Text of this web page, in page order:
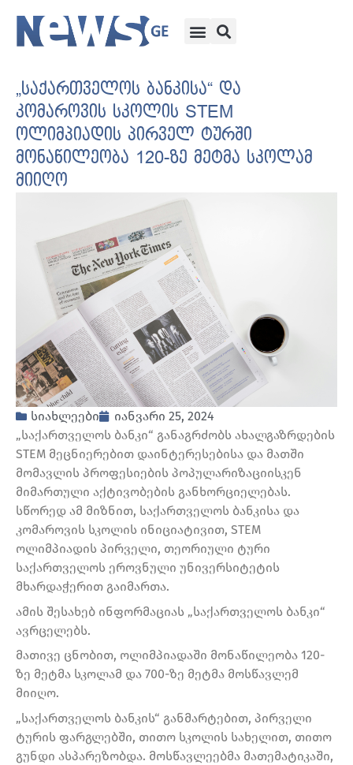
„საქართველოს ბანკისა“ და
კომაროვის სკოლის STEM
ოლიმპიადის პირველ ტურში
მონაწილეობა 120-ზე მეტმა სკოლამ
მიიღო
სიახლეები
იანვარი 25, 2024
„საქართველოს ბანკი“ განაგრძობს ახალგაზრდების
STEM მეცნიერებით დაინტერესებისა და მათში
მომავლის პროფესიების პოპულარიზაციისკენ
მიმართული აქტივობების განხორციელებას.
სწორედ ამ მიზნით, საქართველოს ბანკისა და
კომაროვის სკოლის ინიციატივით, STEM
ოლიმპიადის პირველი, თეორიული ტური
საქართველოს ეროვნული უნივერსიტეტის
მხარდაჭერით გაიმართა.
ამის შესახებ ინფორმაციას „საქართველოს ბანკი“
ავრცელებს.
მათივე ცნობით, ოლიმპიადაში მონაწილეობა 120-
ზე მეტმა სკოლამ და 700-ზე მეტმა მოსწავლემ
მიიღო.
„საქართველოს ბანკის“ განმარტებით, პირველი
ტურის ფარგლებში, თითო სკოლის სახელით, თითო
გუნდი ასპარეზობდა. მოსწავლეებმა მათემატიკაში,